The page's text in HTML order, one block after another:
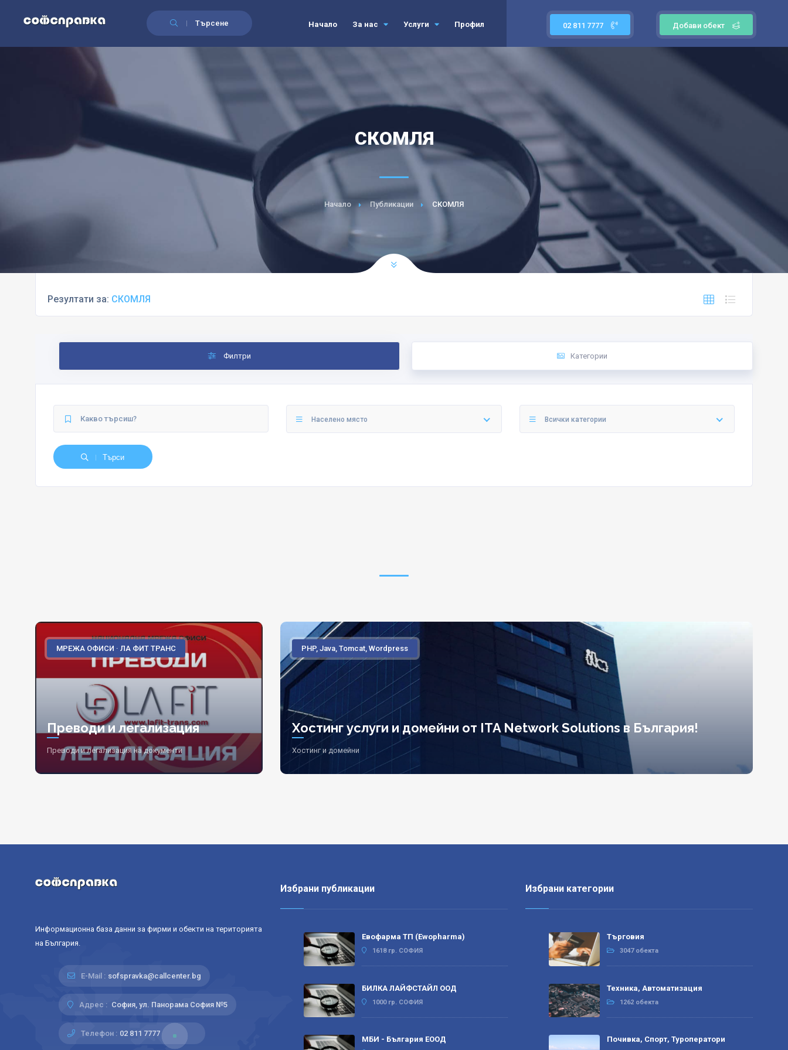
Търсене Добави обект
02 811 7777
Начало За нас Услуги Профил
СКОМЛЯ
Начало Публикации СКОМЛЯ
Резултати за: СКОМЛЯ
Филтри Категории
Населено място Всички категории
Търси
МРЕЖА ОФИСИ · ЛА ФИТ ТРАНС
Преводи и легализация
Преводи и легализация на документи
PHP, Java, Tomcat, Wordpress
Хостинг услуги и домейни от ITA Network Solutions в България!
Хостинг и домейни
Информационна база данни за фирми и обекти на територията
на България.
E-Mail : sofspravka@callcenter.bg
Адрес : София, ул. Панорама София №5
Телефон : 02 811 7777
Избрани публикации
Евофарма ТП (Ewopharma)
1618 гр. СОФИЯ
БИЛКА ЛАЙФСТАЙЛ ООД
1000 гр. СОФИЯ
МБИ - България ЕООД
Избрани категории
Търговия
3047 обекта
Техника, Автоматизация
1262 обекта
Почивка, Спорт, Туроператори